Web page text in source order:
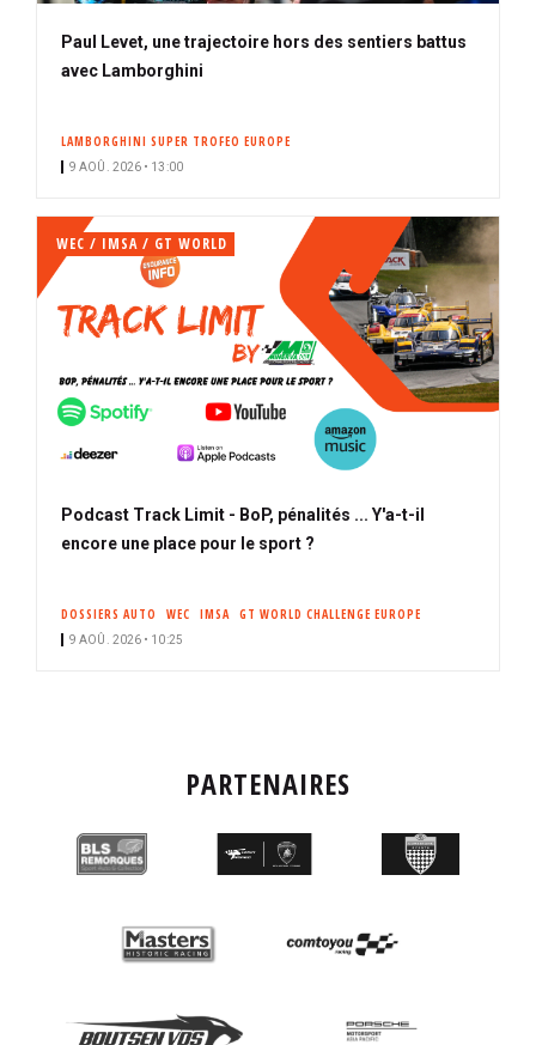
Paul Levet, une trajectoire hors des sentiers battus
avec Lamborghini
LAMBORGHINI SUPER TROFEO EUROPE
9 AOÛ. 2026 • 13:00
WEC / IMSA / GT WORLD
Podcast Track Limit - BoP, pénalités ... Y'a-t-il
encore une place pour le sport ?
DOSSIERS AUTO WEC IMSA GT WORLD CHALLENGE EUROPE
9 AOÛ. 2026 • 10:25
PARTENAIRES